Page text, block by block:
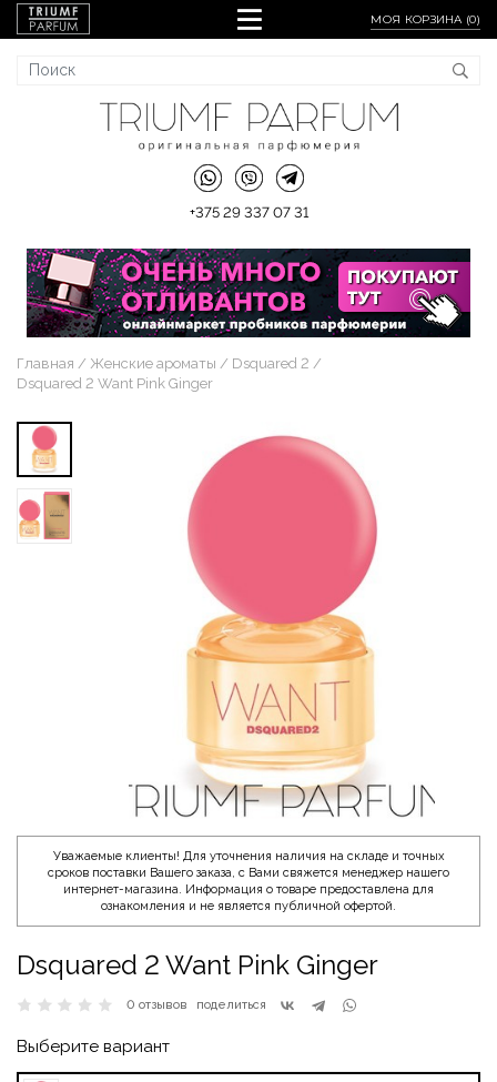
МОЯ КОРЗИНА (0)
+375 29 337 07 31
Главная Женские ароматы
Dsquared 2
Dsquared 2 Want Pink Ginger
Уважаемые клиенты! Для уточнения наличия на складе и точных
сроков поставки Вашего заказа, с Вами свяжется менеджер нашего
интернет-магазина. Информация о товаре предоставлена для
ознакомления и не является публичной офертой.
Dsquared 2 Want Pink Ginger
0 отзывов поделиться
Выберите вариант